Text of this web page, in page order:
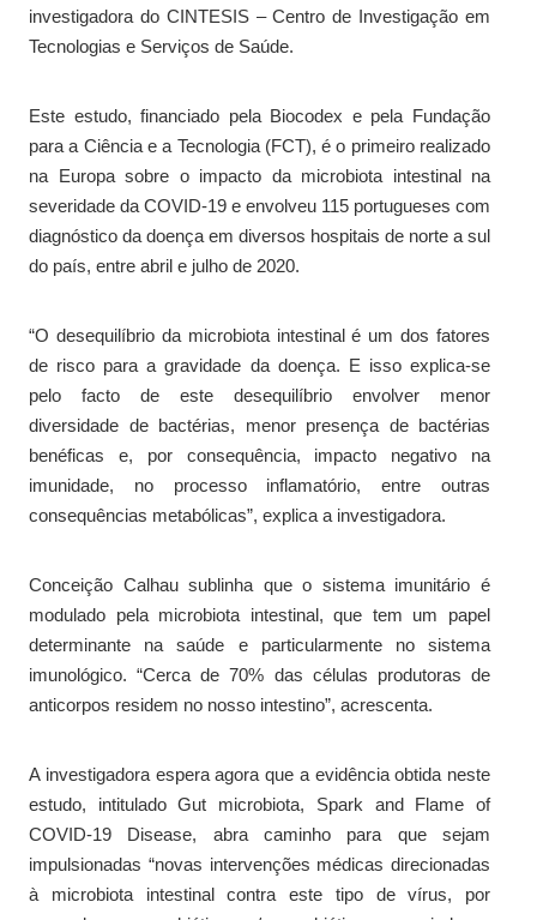
investigadora do CINTESIS – Centro de Investigação em
Tecnologias e Serviços de Saúde.
Este estudo, financiado pela Biocodex e pela Fundação
para a Ciência e a Tecnologia (FCT), é o primeiro realizado
na Europa sobre o impacto da microbiota intestinal na
severidade da COVID-19 e envolveu 115 portugueses com
diagnóstico da doença em diversos hospitais de norte a sul
do país, entre abril e julho de 2020.
“O desequilíbrio da microbiota intestinal é um dos fatores
de risco para a gravidade da doença. E isso explica-se
pelo facto de este desequilíbrio envolver menor
diversidade de bactérias, menor presença de bactérias
benéficas e, por consequência, impacto negativo na
imunidade, no processo inflamatório, entre outras
consequências metabólicas”, explica a investigadora.
Conceição Calhau sublinha que o sistema imunitário é
modulado pela microbiota intestinal, que tem um papel
determinante na saúde e particularmente no sistema
imunológico. “Cerca de 70% das células produtoras de
anticorpos residem no nosso intestino”, acrescenta.
A investigadora espera agora que a evidência obtida neste
estudo, intitulado Gut microbiota, Spark and Flame of
COVID-19 Disease, abra caminho para que sejam
impulsionadas “novas intervenções médicas direcionadas
à microbiota intestinal contra este tipo de vírus, por